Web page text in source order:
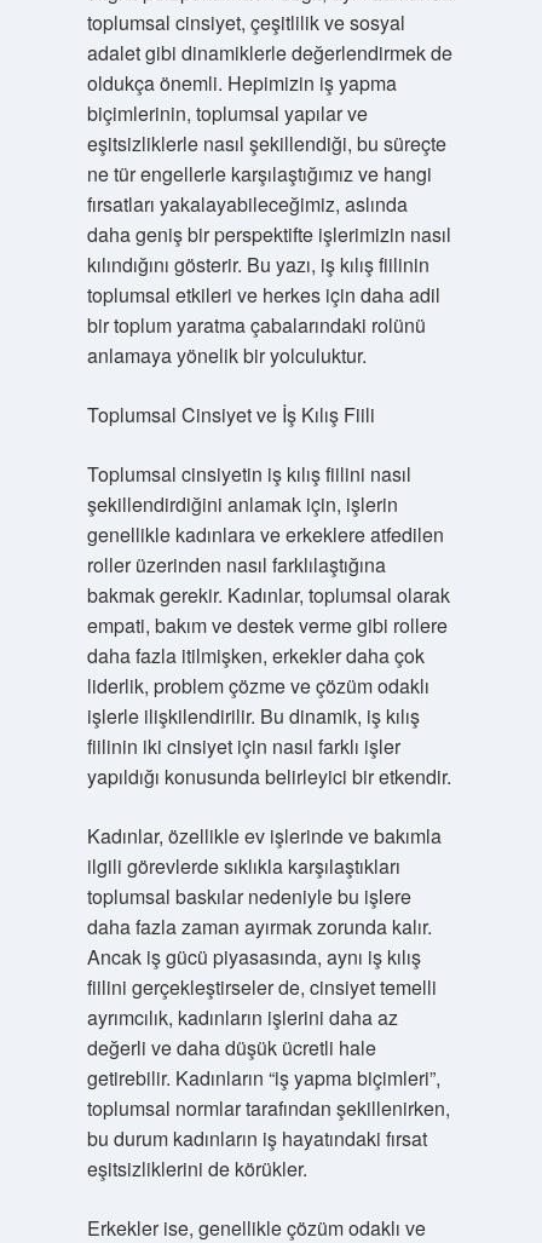
toplumsal cinsiyet, çeşitlilik ve sosyal
adalet gibi dinamiklerle değerlendirmek de
oldukça önemli. Hepimizin iş yapma
biçimlerinin, toplumsal yapılar ve
eşitsizliklerle nasıl şekillendiği, bu süreçte
ne tür engellerle karşılaştığımız ve hangi
fırsatları yakalayabileceğimiz, aslında
daha geniş bir perspektifte işlerimizin nasıl
kılındığını gösterir. Bu yazı, iş kılış fiilinin
toplumsal etkileri ve herkes için daha adil
bir toplum yaratma çabalarındaki rolünü
anlamaya yönelik bir yolculuktur.
Toplumsal Cinsiyet ve İş Kılış Fiili
Toplumsal cinsiyetin iş kılış fiilini nasıl
şekillendirdiğini anlamak için, işlerin
genellikle kadınlara ve erkeklere atfedilen
roller üzerinden nasıl farklılaştığına
bakmak gerekir. Kadınlar, toplumsal olarak
empati, bakım ve destek verme gibi rollere
daha fazla itilmişken, erkekler daha çok
liderlik, problem çözme ve çözüm odaklı
işlerle ilişkilendirilir. Bu dinamik, iş kılış
fiilinin iki cinsiyet için nasıl farklı işler
yapıldığı konusunda belirleyici bir etkendir.
Kadınlar, özellikle ev işlerinde ve bakımla
ilgili görevlerde sıklıkla karşılaştıkları
toplumsal baskılar nedeniyle bu işlere
daha fazla zaman ayırmak zorunda kalır.
Ancak iş gücü piyasasında, aynı iş kılış
fiilini gerçekleştirseler de, cinsiyet temelli
ayrımcılık, kadınların işlerini daha az
değerli ve daha düşük ücretli hale
getirebilir. Kadınların “iş yapma biçimleri”,
toplumsal normlar tarafından şekillenirken,
bu durum kadınların iş hayatındaki fırsat
eşitsizliklerini de körükler.
Erkekler ise, genellikle çözüm odaklı ve